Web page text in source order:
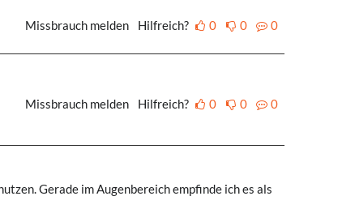
Missbrauch melden Hilfreich? 0 0 0
Missbrauch melden Hilfreich? 0 0 0
Gerade im Augenbereich empfinde ich es als